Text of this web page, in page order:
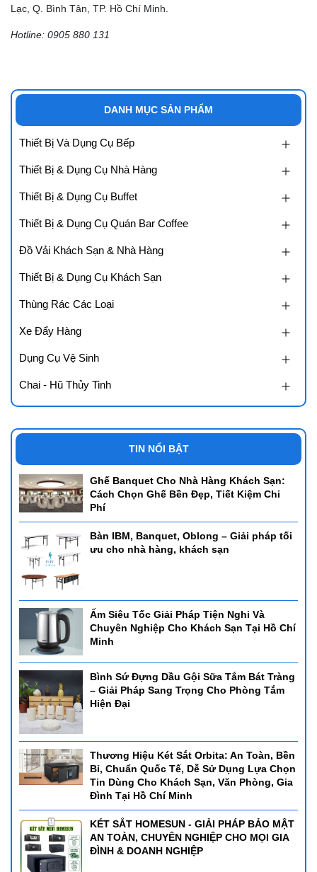
Lạc, Q. Bình Tân, TP. Hồ Chí Minh.
Hotline: 0905 880 131
DANH MỤC SẢN PHẨM
Thiết Bị Và Dụng Cụ Bếp
Thiết Bị & Dụng Cụ Nhà Hàng
Thiết Bị & Dụng Cụ Buffet
Thiết Bị & Dụng Cụ Quán Bar Coffee
Đồ Vải Khách Sạn & Nhà Hàng
Thiết Bị & Dụng Cụ Khách Sạn
Thùng Rác Các Loại
Xe Đẩy Hàng
Dụng Cụ Vệ Sinh
Chai - Hũ Thủy Tinh
TIN NỔI BẬT
Ghế Banquet Cho Nhà Hàng Khách Sạn:
Cách Chọn Ghế Bền Đẹp, Tiết Kiệm Chi
Phí
Bàn IBM, Banquet, Oblong – Giải pháp tối
ưu cho nhà hàng, khách sạn
Ấm Siêu Tốc Giải Pháp Tiện Nghi Và
Chuyên Nghiệp Cho Khách Sạn Tại Hồ Chí
Minh
Bình Sứ Đựng Dầu Gội Sữa Tắm Bát Tràng
– Giải Pháp Sang Trọng Cho Phòng Tắm
Hiện Đại
Thương Hiệu Két Sắt Orbita: An Toàn, Bền
Bỉ, Chuẩn Quốc Tế, Dễ Sử Dụng Lựa Chọn
Tin Dùng Cho Khách Sạn, Văn Phòng, Gia
Đình Tại Hồ Chí Minh
KÉT SẮT HOMESUN - GIẢI PHÁP BẢO MẬT
AN TOÀN, CHUYÊN NGHIỆP CHO MỌI GIA
ĐÌNH & DOANH NGHIỆP